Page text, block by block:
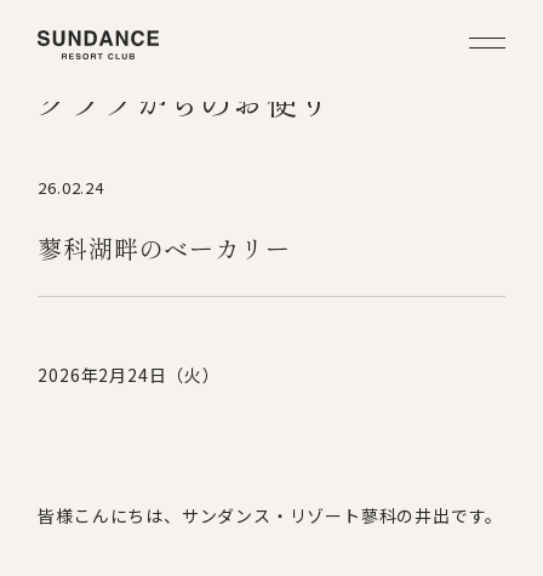
クラブからのお便り
26.02.24
蓼科湖畔のベーカリー
2026年2月 24日（火）
皆様こんにちは、サンダンス・リゾート蓼科の井出です。